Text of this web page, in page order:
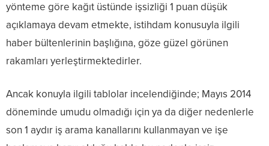
yönteme göre kağıt üstünde işsizliği 1 puan düşük
açıklamaya devam etmekte, istihdam konusuyla ilgili
haber bültenlerinin başlığına, göze güzel görünen
rakamları yerleştirmektedirler.
Ancak konuyla ilgili tablolar incelendiğinde; Mayıs 2014
döneminde umudu olmadığı için ya da diğer nedenlerle
son 1 aydır iş arama kanallarını kullanmayan ve işe